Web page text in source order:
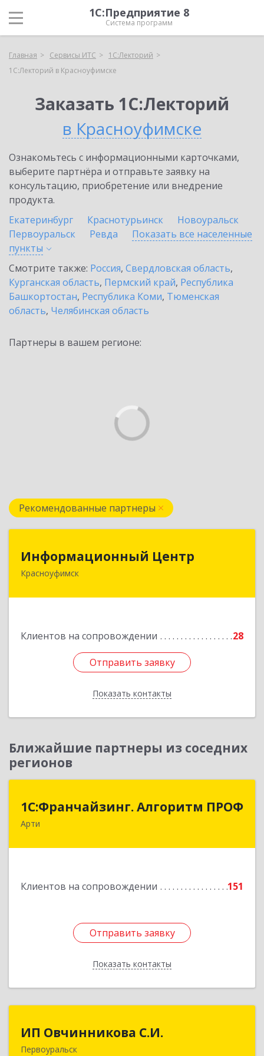
1С:Предприятие 8
Система программ
Главная Сервисы ИТС
1С:Лекторий
1С:Лекторий в Красноуфимске
Заказать 1С:Лекторий
в Красноуфимске
Ознакомьтесь с информационными карточками,
выберите партнёра и отправьте заявку на
консультацию, приобретение или внедрение
продукта.
Екатеринбург
Краснотурьинск
Новоуральск
Первоуральск
Ревда
Показать все населенные
пункты
Смотрите также: Россия, Свердловская область,
Курганская область, Пермский край, Республика
Башкортостан, Республика Коми, Тюменская
область, Челябинская область
Партнеры в вашем регионе:
Рекомендованные партнеры
Информационный Центр
Красноуфимск
Клиентов на сопровождении 28
Отправить заявку
Показать контакты
Информационный Центр
623300, Свердловская обл, Красноуфимск г,
Отправить заявку
Назад
Ближайшие партнеры из соседних
регионов
1С:Франчайзинг. Алгоритм ПРОФ
Арти
Клиентов на сопровождении 151
Отправить заявку
Показать контакты
1С:Франчайзинг. Алгоритм ПРОФ
623340, Свердловская обл, Артинский р-н, Арти
Отправить заявку
Назад
ИП Овчинникова С.И.
Первоуральск
623119, Свердловская обл, Первоуральск г,